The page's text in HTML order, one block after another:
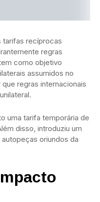
tarifas recíprocas
regras
como objetivo
assumidos no
regras internacionais
uma tarifa temporária de
disso, introduziu um
oriundos da